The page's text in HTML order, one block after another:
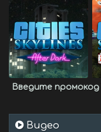
Введите промокод
Видео